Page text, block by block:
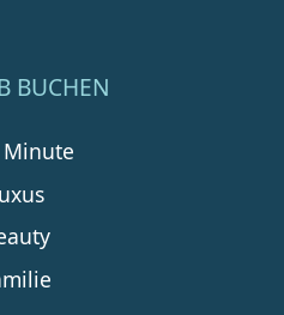
BUCHEN
Minute